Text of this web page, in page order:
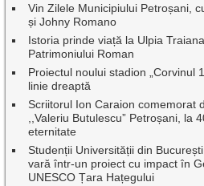
Vin Zilele Municipiului Petroșani,
și Johny Romano
Istoria prinde viață la Ulpia
Patrimoniului Roman
Proiectul noului stadion „Corvinul
linie dreaptă
Scriitorul Ion Caraion comemorat
,,Valeriu Butulescu” Petroșani, la
eternitate
Studenții Universității din
vară într-un proiect cu impact în
UNESCO Țara Hațegului